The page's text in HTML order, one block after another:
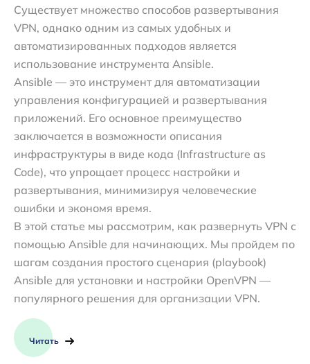
Существует множество способов развертывания
VPN, однако одним из самых удобных и
автоматизированных подходов является
использование инструмента Ansible.
Ansible — это инструмент для автоматизации
управления конфигурацией и развертывания
приложений. Его основное преимущество
заключается в возможности описания
инфраструктуры в виде кода (Infrastructure as
Code), что упрощает процесс настройки и
развертывания, минимизируя человеческие
ошибки и экономя время.
В этой статье мы рассмотрим, как развернуть VPN с
помощью Ansible для начинающих. Мы пройдем по
шагам создания простого сценария (playbook)
Ansible для установки и настройки OpenVPN —
популярного решения для организации VPN.
Читать